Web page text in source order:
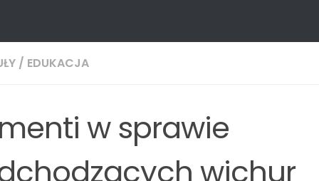
/ EDUKACJA
w sprawie
wichur